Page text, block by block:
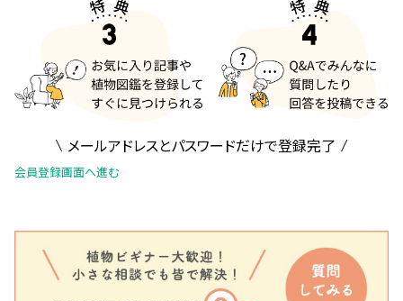
メールアドレスとパスワードだけで登録完了
会員登録画面へ進む